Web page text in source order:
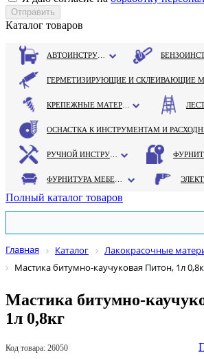
Каталог товаров
Полный каталог товаров
Главная Каталог Лакокрасочные
Мастика битумно-каучуковая Питон, 1л
Мастика битумно-
1л 0,8кг
Код товара: 26050